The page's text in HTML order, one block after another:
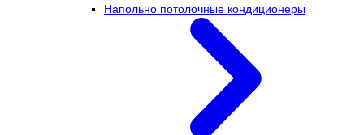
Напольно потолочные кондиционеры